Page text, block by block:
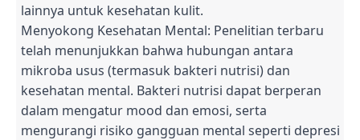
lainnya untuk kesehatan kulit.
Menyokong Kesehatan Mental: Penelitian terbaru
telah menunjukkan bahwa hubungan antara
mikroba usus (termasuk bakteri nutrisi) dan
kesehatan mental. Bakteri nutrisi dapat berperan
dalam mengatur mood dan emosi, serta
mengurangi risiko gangguan mental seperti depresi